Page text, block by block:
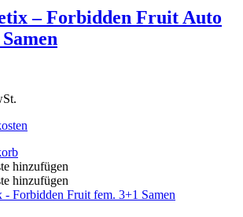
– Forbidden Fruit Auto
hinzufügen
hinzufügen